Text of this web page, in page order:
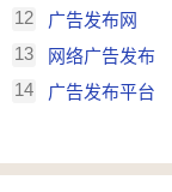
12 广告发布网
13 网络广告发布
14 广告发布平台